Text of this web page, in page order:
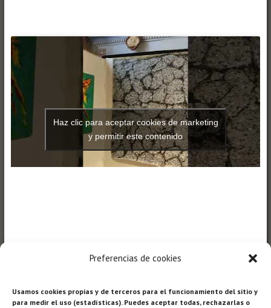
Preferencias de cookies
Usamos cookies propias y de terceros para el funcionamiento del sitio y
para medir el uso (estadísticas). Puedes aceptar todas, rechazarlas o
Haz clic para aceptar cookies de marketing
y permitir este contenido
https://youtube.com/watch?